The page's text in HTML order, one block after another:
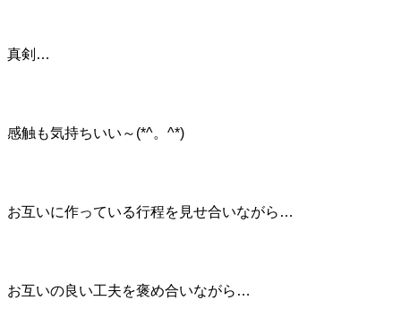
真剣…
感触も気持ちいい～(*^。^*)
お互いに作っている行程を見せ合いながら…
お互いの良い工夫を褒め合いながら…